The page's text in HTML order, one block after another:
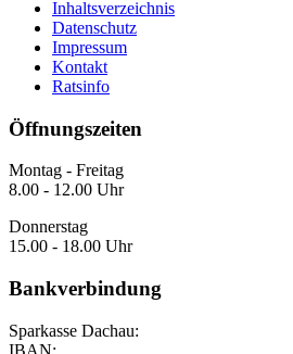
Inhaltsverzeichnis
Datenschutz
Impressum
Kontakt
Ratsinfo
Öffnungszeiten
Montag - Freitag
8.00 - 12.00 Uhr
Donnerstag
15.00 - 18.00 Uhr
Bankverbindung
Sparkasse Dachau:
IBAN: